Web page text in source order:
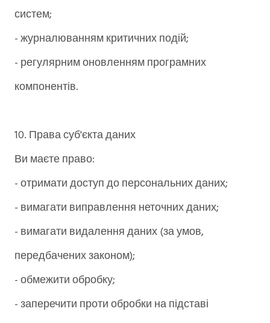
систем;
- журналюванням критичних подій;
- регулярним оновленням програмних
компонентів.
10. Права суб'єкта даних
Ви маєте право:
- отримати доступ до персональних даних;
- вимагати виправлення неточних даних;
- вимагати видалення даних (за умов,
передбачених законом);
- обмежити обробку;
- заперечити проти обробки на підставі